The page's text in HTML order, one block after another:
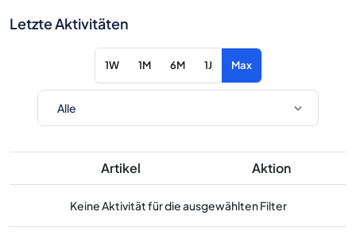
Letzte Aktivitäten
1W 1M 6M 1J Max
Artikel Aktion
Keine Aktivität für die ausgewählten Filter